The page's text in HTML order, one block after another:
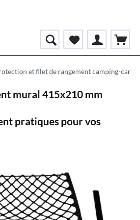
et filet de rangement camping-car
mural 415x210 mm
pratiques pour vos